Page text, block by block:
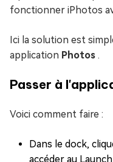
fonctionner iPhotos
Ici la solution est
application Photos .
Passer à
Voici comment faire :
Dans le dock,
accéder au